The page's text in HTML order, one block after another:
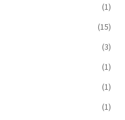
(1)
(15)
(3)
(1)
(1)
(1)